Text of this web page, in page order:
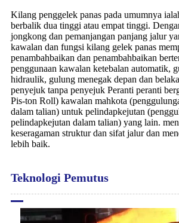
Kilang penggelek panas pada umumnya
berbalik dua tinggi atau empat tinggi.
jongkong dan pemanjangan panjang jalur
kawalan dan fungsi kilang gelek panas
penambahbaikan dan penambahbaikan
penggunaan kawalan ketebalan automatik,
hidraulik, gulung menegak depan dan
penyejuk tanpa penyejuk Peranti peranti
Pis-ton Roll) kawalan mahkota
dalam talian) untuk pelindapkejutan
pelindapkejutan dalam talian) yang lain.
keseragaman struktur dan sifat jalur dan
lebih baik.
Teknologi Pemutus